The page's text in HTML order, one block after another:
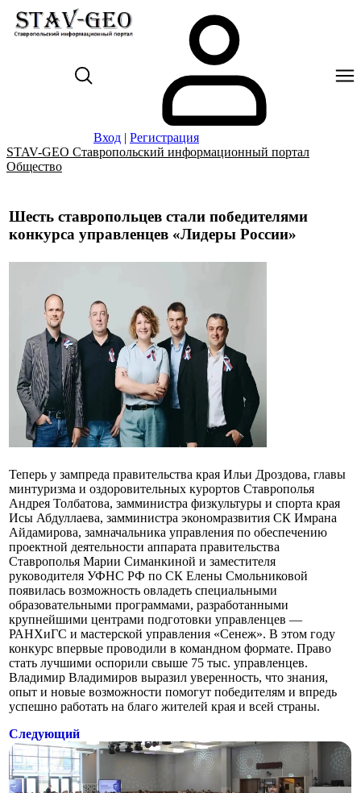
Вход | Регистрация
STAV-GEO Ставропольский информационный портал
Общество
Шесть ставропольцев стали победителями
конкурса управленцев «Лидеры России»
Теперь у зампреда правительства края Ильи Дроздова, главы
минтуризма и оздоровительных курортов Ставрополья
Андрея Толбатова, замминистра физкультуры и спорта края
Исы Абдуллаева, замминистра экономразвития СК Имрана
Айдамирова, замначальника управления по обеспечению
проектной деятельности аппарата правительства
Ставрополья Марии Симанкиной и заместителя
руководителя УФНС РФ по СК Елены Смольниковой
появилась возможность овладеть специальными
образовательными программами, разработанными
крупнейшими центрами подготовки управленцев —
РАНХиГС и мастерской управления «Сенеж». В этом году
конкурс впервые проводили в командном формате. Право
стать лучшими оспорили свыше 75 тыс. управленцев.
Владимир Владимиров выразил уверенность, что знания,
опыт и новые возможности помогут победителям и впредь
успешно работать на благо жителей края и всей страны.
Следующий